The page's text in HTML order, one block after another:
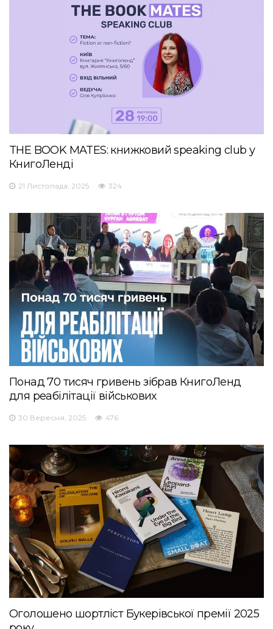
THE BOOK MATES: книжковий speaking club у
КнигоЛенді
21 Листопада, 2025 324
Понад 70 тисяч гривень зібрав КнигоЛенд
для реабілітації військових
30 Вересня, 2025 476
Оголошено шортліст Букерівської премії 2025